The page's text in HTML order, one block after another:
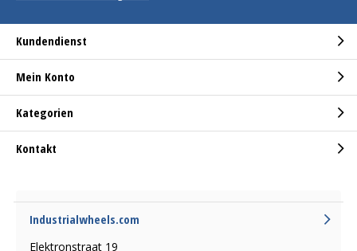
Kundendienst
Mein Konto
Kategorien
Kontakt
Industrialwheels.com
Elektronstraat 19